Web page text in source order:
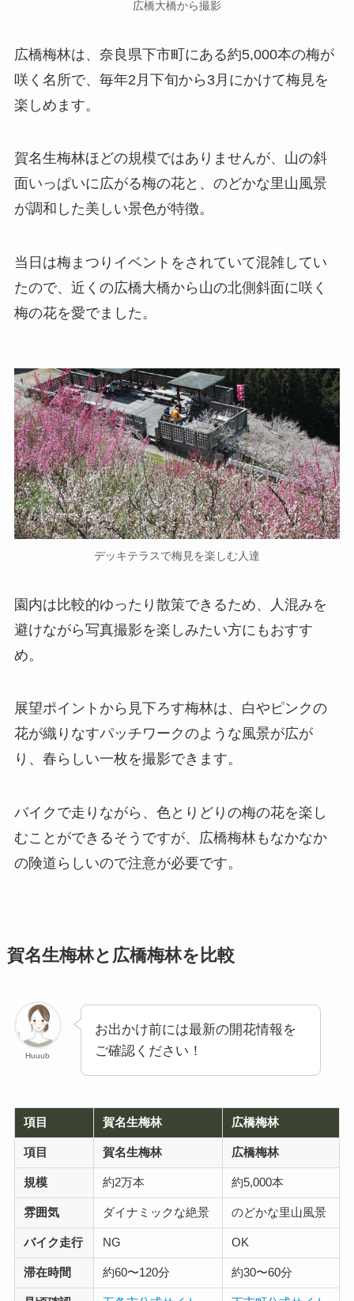
広橋大橋から撮影
広橋梅林は、奈良県下市町にある約5,000本の梅が
咲く名所で、毎年2月下旬から3月にかけて梅見を
楽しめます。
賀名生梅林ほどの規模ではありませんが、山の斜
面いっぱいに広がる梅の花と、のどかな里山風景
が調和した美しい景色が特徴。
当日は梅まつりイベントをされていて混雑してい
たので、近くの広橋大橋から山の北側斜面に咲く
梅の花を愛でました。
デッキテラスで梅見を楽しむ人達
園内は比較的ゆったり散策できるため、人混みを
避けながら写真撮影を楽しみたい方にもおすす
め。
展望ポイントから見下ろす梅林は、白やピンクの
花が織りなすパッチワークのような風景が広が
り、春らしい一枚を撮影できます。
バイクで走りながら、色とりどりの梅の花を楽し
むことができるそうですが、広橋梅林もなかなか
の険道らしいので注意が必要です。
賀名生梅林と広橋梅林を比較
Huuub
お出かけ前には最新の開花情報を
ご確認ください！
項目 賀名生梅林 広橋梅林
項目 賀名生梅林 広橋梅林
規模 約2万本 約5,000本
雰囲気 ダイナミックな絶景 のどかな里山風景
バイク走行 NG OK
滞在時間 約60〜120分 約30〜60分